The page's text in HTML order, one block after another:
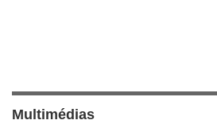
Multimédias